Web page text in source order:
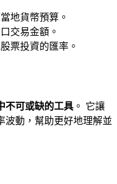
地貨幣預算。
交易金額。
票投資的匯率。
不可或缺的工具 。 它讓
波動，幫助更好地理解並